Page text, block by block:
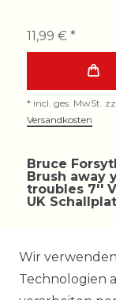
11,99 € *
* incl. ges. MwSt.
Versandkosten
Bruce
Brush away
troubles 7''
UK
11,99 € *
Wir
Technologien